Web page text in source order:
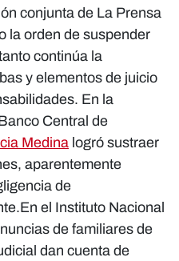
conjunta de La Prensa
la orden de suspender
continúa la
y elementos de juicio
En la
Central de
Medina logró sustraer
aparentemente
de
el Instituto Nacional
de familiares de
dan cuenta de